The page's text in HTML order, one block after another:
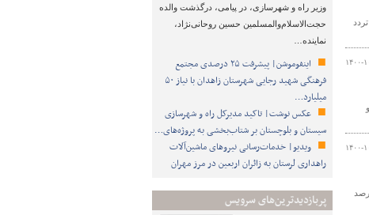
وزیر راه و شهرسازی، در پیامی، درگذشت والده
حجت‌الاسلام‌والمسلمین حسین روحانی‌نژاد،
نماینده…
اینفوموشن| پیشرفت ۲۵ درصدی مجتمع
فرهنگی شهید رجایی شهرستان زاهدان با نیاز ۵۰
میلیارد…
عکس نوشت| تاکید مدیرکل راه و شهرسازی
سیستان و بلوچستان بر شتاب‌بخشی به پروژه‌های…
ویدیو| خدمات‌رسانی نیروهای ماشین‌آلات
راهداری لرستان به زائران اربعین در مرز مهران
پربازدیدترین‌های سرویس
۰۸:۵۸
۰۸:۳۸
دریافتی از ۲۳۰۱ ترددشمار فعال در محورهای برون‌شهری، نسبت به روز قبل ۱/۷ درصد